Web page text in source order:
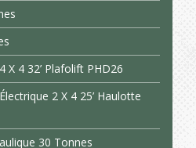
X 4 32’ Plafolift PHD26
2 X 4 25’ Haulotte
30 Tonnes